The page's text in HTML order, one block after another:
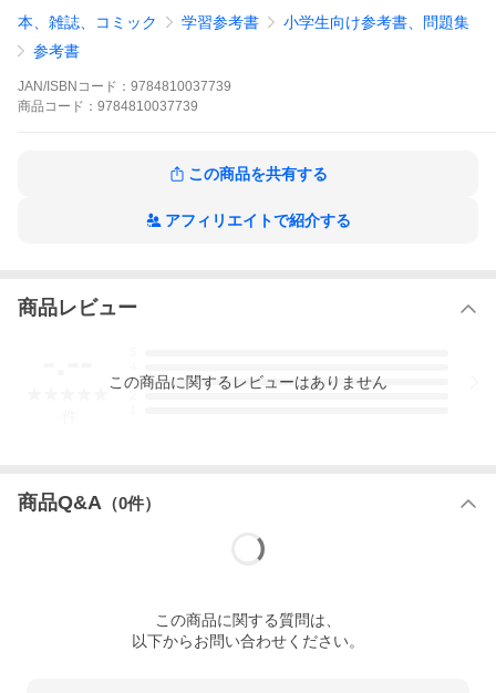
学習評価のひと工夫で数学的に考えるよさに気付き，よりよく問
題解決できる力を高める中学校数学科へ
容のまとまり）ごとの評価プランを掲載。「生きて働く学力」の
形成と「学校の働き方改革」を両立して実現するために，どのよ
うに評価場面を精選（焦点化・重点化）し，どのような評価課
本、雑誌、コミック 学習参考書
小学生向け参考書、問題集
参考書
JAN/ISBNコード： 9784810037739
商品 コード： 9784810037739
この商品を共有する
アフィリエイトで紹介する
商品レビュー
3
この商品に関するレビューはありません
商品Q&A （0件）
この商品に関する質問は、
以下からお問い合わせください。